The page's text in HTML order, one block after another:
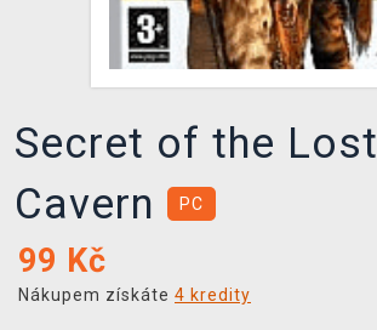
Secret of the Lost
Cavern
PC
99 Kč
Nákupem získáte 4 kredity